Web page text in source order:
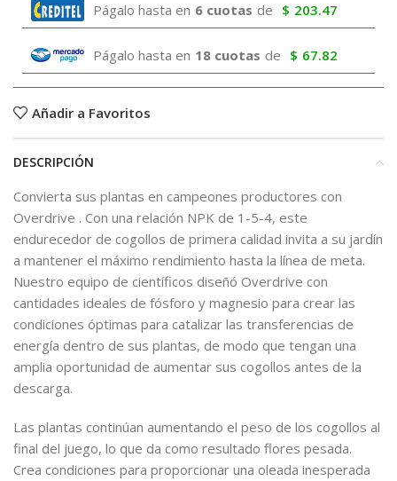
Págalo hasta en 6 cuotas de $ 203.47
Págalo hasta en 18 cuotas de $ 67.82
Añadir a Favoritos
DESCRIPCIÓN
Convierta sus plantas en campeones productores con
Overdrive . Con una relación NPK de 1-5-4, este
endurecedor de cogollos de primera calidad invita a su jardín
a mantener el máximo rendimiento hasta la línea de meta.
Nuestro equipo de científicos diseñó Overdrive con
cantidades ideales de fósforo y magnesio para crear las
condiciones óptimas para catalizar las transferencias de
energía dentro de sus plantas, de modo que tengan una
amplia oportunidad de aumentar sus cogollos antes de la
descarga.
Las plantas continúan aumentando el peso de los cogollos al
final del juego, lo que da como resultado flores pesada.
Crea condiciones para proporcionar una oleada inesperada